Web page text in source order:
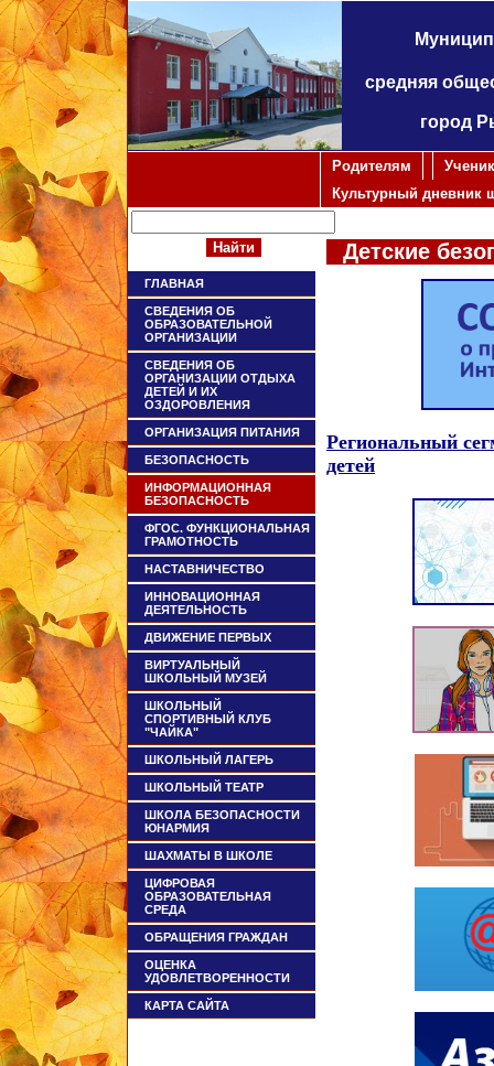
средняя
город
Родителям
Культурный дневник
ГЛАВНАЯ
СВЕДЕНИЯ ОБ
ОБРАЗОВАТЕЛЬНОЙ
ОРГАНИЗАЦИИ
СВЕДЕНИЯ ОБ
ОРГАНИЗАЦИИ ОТДЫХА
ДЕТЕЙ И ИХ
ОЗДОРОВЛЕНИЯ
ОРГАНИЗАЦИЯ ПИТАНИЯ
БЕЗОПАСНОСТЬ
ИНФОРМАЦИОННАЯ
БЕЗОПАСНОСТЬ
ФГОС. ФУНКЦИОНАЛЬНАЯ
ГРАМОТНОСТЬ
НАСТАВНИЧЕСТВО
ИННОВАЦИОННАЯ
ДЕЯТЕЛЬНОСТЬ
ДВИЖЕНИЕ ПЕРВЫХ
ВИРТУАЛЬНЫЙ
ШКОЛЬНЫЙ МУЗЕЙ
ШКОЛЬНЫЙ
СПОРТИВНЫЙ КЛУБ
"ЧАЙКА"
ШКОЛЬНЫЙ ЛАГЕРЬ
ШКОЛЬНЫЙ ТЕАТР
ШКОЛА БЕЗОПАСНОСТИ
ЮНАРМИЯ
ШАХМАТЫ В ШКОЛЕ
ЦИФРОВАЯ
ОБРАЗОВАТЕЛЬНАЯ
СРЕДА
ОБРАЩЕНИЯ ГРАЖДАН
ОЦЕНКА
УДОВЛЕТВОРЕННОСТИ
КАРТА САЙТА
Детские
Региональный
детей